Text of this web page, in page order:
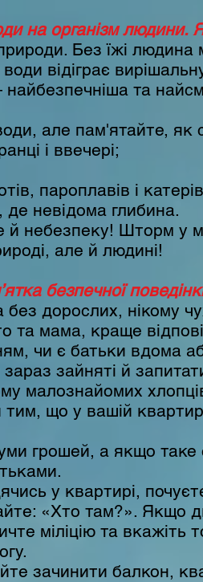
на організм людини.
Без їжі
відіграє
та
але пам'ятайте, як
і ввечері;
пароплавів і
невідома глибина.
небезпеку! Шторм у
але й людині!
безпечної
дорослих, нікому
та мама, краще
чи є батьки вдома
зайняті й
малознайомих хлопців
що у вашій
грошей, а якщо
у квартирі,
«Хто там?». Якщо
міліцію та вкажіть
зачинити балкон,